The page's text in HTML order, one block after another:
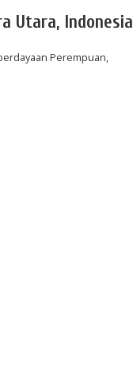
Utara, Indonesia
Perempuan,